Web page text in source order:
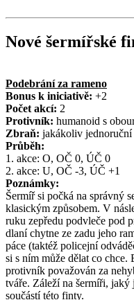
Nové šermířské
Podebrání za rameno
Bonus k iniciativě: +2
Počet akcí: 2
Protivník: humanoid s
Zbraň: jakákoliv jednoruční
Průběh:
1. akce: O, OČ 0, ÚČ 0
2. akce: U, OČ -3, ÚČ +1
Poznámky:
Šermíř si počká na správný
klasickým způsobem. V
ruku zepředu podvleče pod
dlaní chytne ze zadu jeho
páce (taktéž policejní
si s ním může dělat co
protivník považován za
tváře. Záleží na šermíři, jaký
součástí této finty.